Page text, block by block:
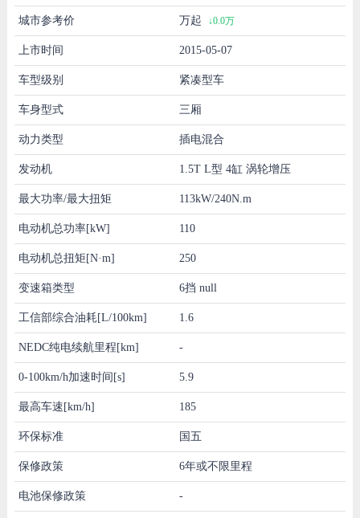
城市参考价 万起 ↓0.0万
上市时间 2015-05-07
车型级别 紧凑型车
车身型式 三厢
动力类型 插电混合
发动机 1.5T L型 4缸 涡轮增压
最大功率/最大扭矩 113kW/240N.m
电动机总功率[kW] 110
电动机总扭矩[N·m] 250
变速箱类型 6挡 null
工信部综合油耗[L/100km] 1.6
NEDC纯电续航里程[km] -
0-100km/h加速时间[s] 5.9
最高车速[km/h] 185
环保标准 国五
保修政策 6年或不限里程
电池保修政策 -